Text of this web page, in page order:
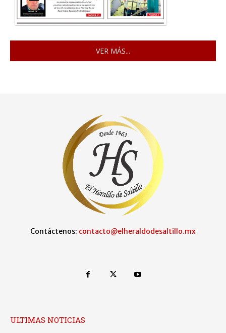
VER MÁS...
Contáctenos: contacto@elheraldodesaltillo.mx
ULTIMAS NOTICIAS